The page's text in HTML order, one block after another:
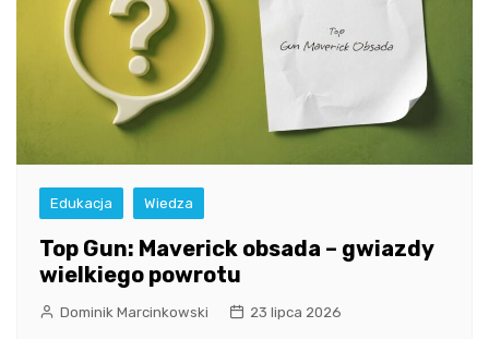
Edukacja Wiedza
Top Gun: Maverick obsada – gwiazdy
wielkiego powrotu
Dominik Marcinkowski 23 lipca 2026